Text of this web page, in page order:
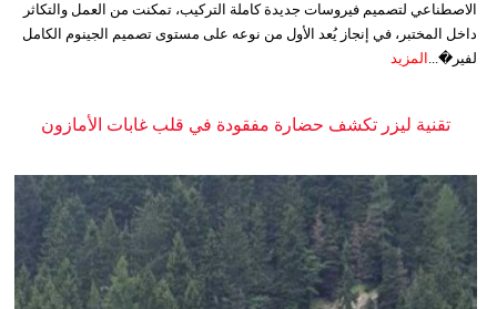
الاصطناعي لتصميم فيروسات جديدة كاملة التركيب، تمكنت من العمل والتكاثر
داخل المختبر، في إنجاز يُعد الأول من نوعه على مستوى تصميم الجينوم الكامل
لفير�... المزيد
تقنية ليزر تكشف حضارة مفقودة في قلب غابات الأمازون